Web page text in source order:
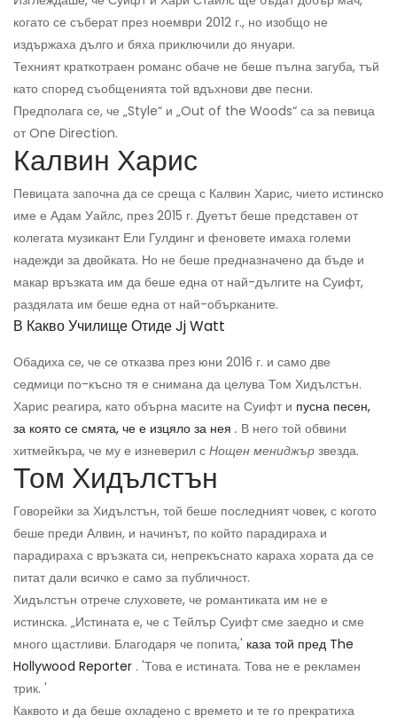
когато се съберат през ноември 2012 г., но изобщо не
издържаха дълго и бяха приключили до януари.
Техният краткотраен романс обаче не беше пълна загуба, тъй
като според съобщенията той вдъхнови две песни.
Предполага се, че „Style“ и „Out of the Woods“ са за певица
от One Direction.
Калвин Харис
Певицата започна да се среща с Калвин Харис, чието истинско
име е Адам Уайлс, през 2015 г. Дуетът беше представен от
колегата музикант Ели Гулдинг и феновете имаха големи
надежди за двойката. Но не беше предназначено да бъде и
макар връзката им да беше една от най-дългите на Суифт,
раздялата им беше една от най-обърканите.
В Какво Училище Отиде Jj Watt
Обадиха се, че се отказва през юни 2016 г. и само две
седмици по-късно тя е снимана да целува Том Хидълстън.
Харис реагира, като обърна масите на Суифт и пусна песен,
за която се смята, че е изцяло за нея . В него той обвини
хитмейкъра, че му е изневерил с Нощен мениджър звезда.
Том Хидълстън
Говорейки за Хидълстън, той беше последният човек, с когото
беше преди Алвин, и начинът, по който парадираха и
парадираха с връзката си, непрекъснато караха хората да се
питат дали всичко е само за публичност.
Хидълстън отрече слуховете, че романтиката им не е
истинска. „Истината е, че с Тейлър Суифт сме заедно и сме
много щастливи. Благодаря че попита,' каза той пред The ​​
Hollywood Reporter . 'Това е истината. Това не е рекламен
трик. '
Каквото и да беше охладено с времето и те го прекратиха